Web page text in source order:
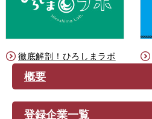
徹底解剖！ひろしまラボ
概要
登録企業一覧